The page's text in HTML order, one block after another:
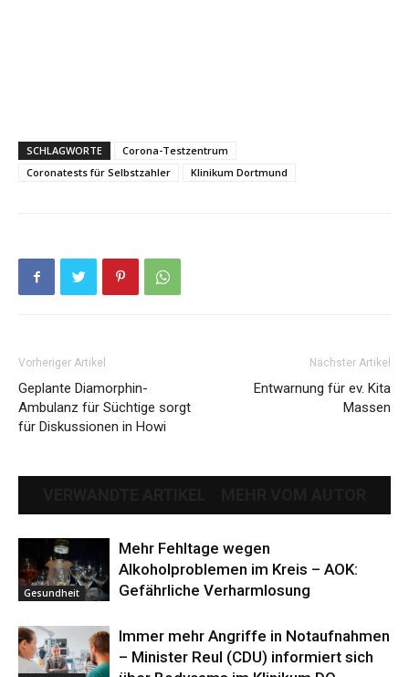
SCHLAGWORTE
Corona-Testzentrum
Coronatests für Selbstzahler
Klinikum Dortmund
Vorheriger Artikel
Geplante Diamorphin-
Ambulanz für Süchtige sorgt
für Diskussionen in Howi
Nächster Artikel
Entwarnung für ev. Kita
Massen
Gesundheit
Mehr Fehltage wegen
Alkoholproblemen im Kreis – AOK:
Gefährliche Verharmlosung
Immer mehr Angriffe in Notaufnahmen
– Minister Reul (CDU) informiert sich